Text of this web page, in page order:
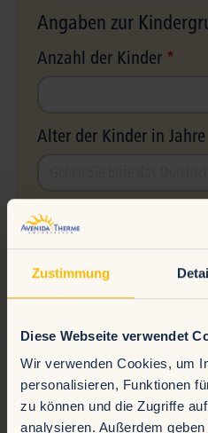
Zustimmung
Diese Webseite verwendet
Wir verwenden Cookies, um
personalisieren, Funktionen
zu können und die Zugriffe
analysieren. Außerdem
Angaben zur
Anzahl der Kinder
Alter der Kinder in Jahre
Angaben zur
Name der Schule
Anzahl Begleitpersonen
Ansprechpartner